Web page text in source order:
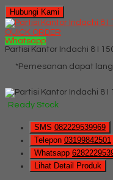
Hubungi Kami
QUICK ORDER
Whatsapp
Partisi Kantor Indachi 8 I
*Pemesanan dapat
Ready Stock
SMS 082229539969
Telepon 03199842501
Whatsapp
Lihat Detail Produk